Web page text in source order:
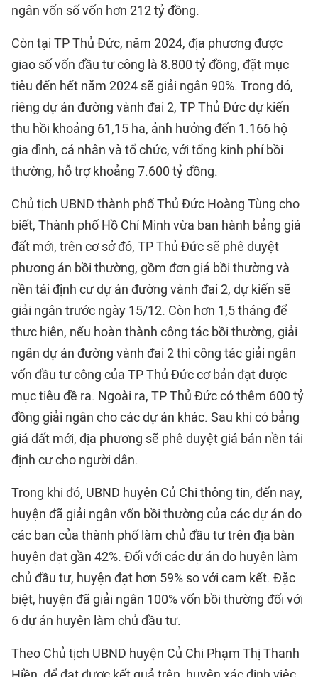
ngân vốn số vốn hơn 212 tỷ đồng.
Còn tại TP Thủ Đức, năm 2024, địa phương được
giao số vốn đầu tư công là 8.800 tỷ đồng, đặt mục
tiêu đến hết năm 2024 sẽ giải ngân 90%. Trong đó,
riêng dự án đường vành đai 2, TP Thủ Đức dự kiến
thu hồi khoảng 61,15 ha, ảnh hưởng đến 1.166 hộ
gia đình, cá nhân và tổ chức, với tổng kinh phí bồi
thường, hỗ trợ khoảng 7.600 tỷ đồng.
Chủ tịch UBND thành phố Thủ Đức Hoàng Tùng cho
biết, Thành phố Hồ Chí Minh vừa ban hành bảng giá
đất mới, trên cơ sở đó, TP Thủ Đức sẽ phê duyệt
phương án bồi thường, gồm đơn giá bồi thường và
nền tái định cư dự án đường vành đai 2, dự kiến sẽ
giải ngân trước ngày 15/12. Còn hơn 1,5 tháng để
thực hiện, nếu hoàn thành công tác bồi thường, giải
ngân dự án đường vành đai 2 thì công tác giải ngân
vốn đầu tư công của TP Thủ Đức cơ bản đạt được
mục tiêu đề ra. Ngoài ra, TP Thủ Đức có thêm 600 tỷ
đồng giải ngân cho các dự án khác. Sau khi có bảng
giá đất mới, địa phương sẽ phê duyệt giá bán nền tái
định cư cho người dân.
Trong khi đó, UBND huyện Củ Chi thông tin, đến nay,
huyện đã giải ngân vốn bồi thường của các dự án do
các ban của thành phố làm chủ đầu tư trên địa bàn
huyện đạt gần 42%. Đối với các dự án do huyện làm
chủ đầu tư, huyện đạt hơn 59% so với cam kết. Đặc
biệt, huyện đã giải ngân 100% vốn bồi thường đối với
6 dự án huyện làm chủ đầu tư.
Theo Chủ tịch UBND huyện Củ Chi Phạm Thị Thanh